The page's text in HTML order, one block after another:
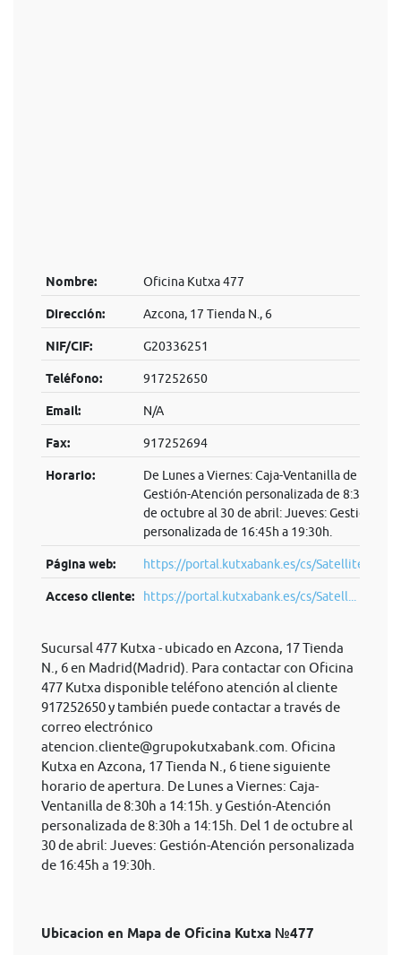
Nombre: Oficina Kutxa 477
Dirección: Azcona, 17 Tienda N., 6
NIF/CIF: G20336251
Teléfono: 917252650
Email: N/A
Fax: 917252694
Horario:
De Lunes a Viernes: Caja-Ventanilla de 8:30h
Gestión-Atención personalizada de 8:30h a
de octubre al 30 de abril: Jueves: Gestión-
personalizada de 16:45h a 19:30h.
Página web: https://portal.kutxabank.es/cs/Satellite/kb/
Acceso cliente: https://portal.kutxabank.es/cs/Satell...
Sucursal 477 Kutxa - ubicado en Azcona, 17 Tienda
N., 6 en Madrid(Madrid). Para contactar con Oficina
477 Kutxa disponible teléfono atención al cliente
917252650 y también puede contactar a través de
correo electrónico
atencion.cliente@grupokutxabank.com . Oficina
Kutxa en Azcona, 17 Tienda N., 6 tiene siguiente
horario de apertura. De Lunes a Viernes: Caja-
Ventanilla de 8:30h a 14:15h. y Gestión-Atención
personalizada de 8:30h a 14:15h. Del 1 de octubre al
30 de abril: Jueves: Gestión-Atención personalizada
de 16:45h a 19:30h.
Ubicacion en Mapa de Oficina Kutxa №477